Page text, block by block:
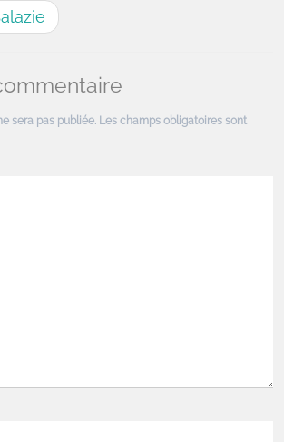
sera pas publiée. Les champs obligatoires sont